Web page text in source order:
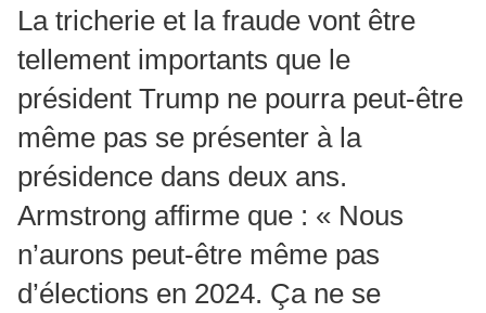
La tricherie et la fraude vont être
tellement importants que le
président Trump ne pourra peut-être
même pas se présenter à la
présidence dans deux ans.
Armstrong affirme que : « Nous
n’aurons peut-être même pas
d’élections en 2024. Ça ne se